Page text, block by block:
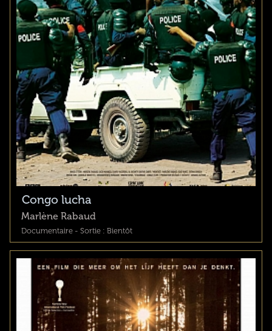
Congo lucha
Marlène Rabaud
Documentaire - Sortie : Bientôt